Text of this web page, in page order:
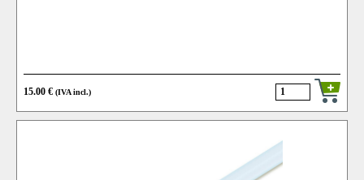
15.00 € (IVA incl.)